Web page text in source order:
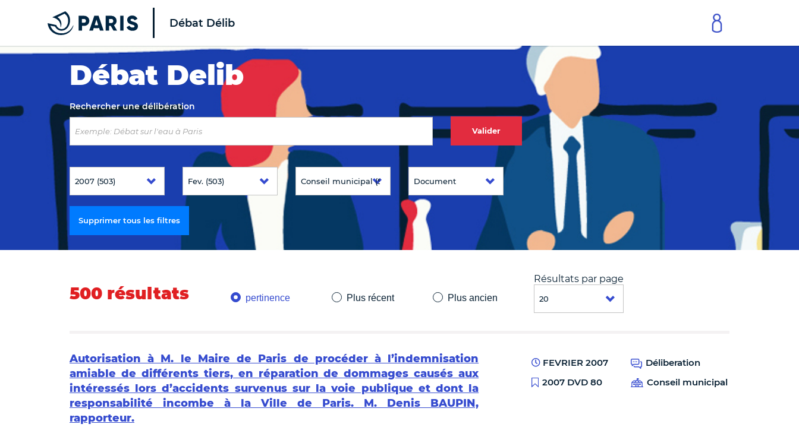
Top of the page
Débat Délib
Débat Delib
Rechercher une délibération
Valider
Supprimer tous les filtres
500 résultats pertinence Plus récent Plus ancien
Résultats par page
Autorisation à M. le Maire de Paris de procéder à l’indemnisation
amiable de différents tiers, en réparation de dommages causés aux
intéressés lors d’accidents survenus sur la voie publique et dont la
responsabilité incombe à la Ville de Paris. M. Denis BAUPIN,
rapporteur.
FEVRIER 2007
Déliberation
2007 DVD 80
Conseil municipal